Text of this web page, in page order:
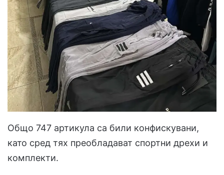
Общо 747 артикула са били конфискувани,
като сред тях преобладават спортни дрехи и
комплекти.